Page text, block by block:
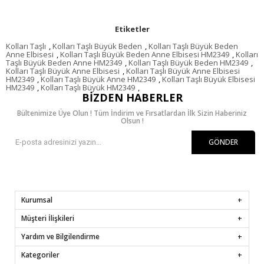
Etiketler
Kolları Taşlı
Kolları Taşlı Büyük Beden Kolları Taşlı Büyük Beden
Anne Elbisesi Kolları Taşlı Büyük Beden Anne Elbisesi HM2349 Kolları
Taşlı Büyük Beden Anne HM2349 Kolları Taşlı Büyük Beden HM2349
Kolları Taşlı Büyük Anne Elbisesi Kolları Taşlı Büyük Anne Elbisesi
HM2349 Kolları Taşlı Büyük Anne HM2349 Kolları Taşlı Büyük Elbisesi
HM2349 Kolları Taşlı Büyük HM2349
BIZDEN HABERLER
Bültenimize Üye Olun ! Tüm İndirim ve Fırsatlardan İlk Sizin Haberiniz
Olsun !
GÖNDER
Kurumsal
Müşteri İlişkileri
Yardım ve Bilgilendirme
Kategoriler